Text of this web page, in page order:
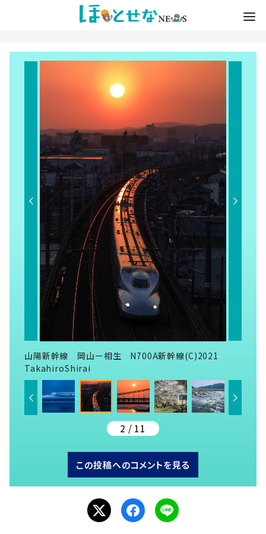
山陽新幹線 岡山ー相生 N700A新幹線(C)2021
TakahiroShirai
2 / 11
この投稿へのコメントを見る